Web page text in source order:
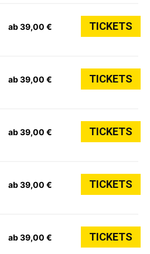
ab 39,00 € TICKETS
ab 39,00 € TICKETS
ab 39,00 € TICKETS
ab 39,00 € TICKETS
ab 39,00 € TICKETS